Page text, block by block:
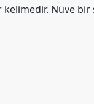
Nüve bir